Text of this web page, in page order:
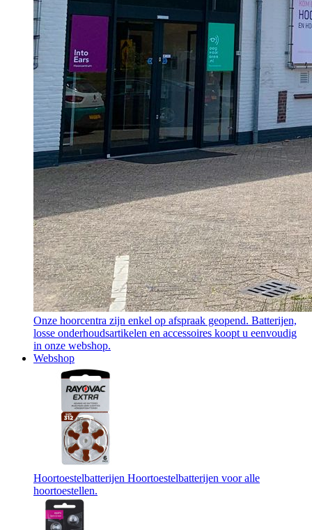
Onze hoorcentra zijn enkel op afspraak geopend. Batterijen,
losse onderhoudsartikelen en accessoires koopt u eenvoudig
in onze webshop.
Webshop
Hoortoestelbatterijen Hoortoestelbatterijen voor alle
hoortoestellen.